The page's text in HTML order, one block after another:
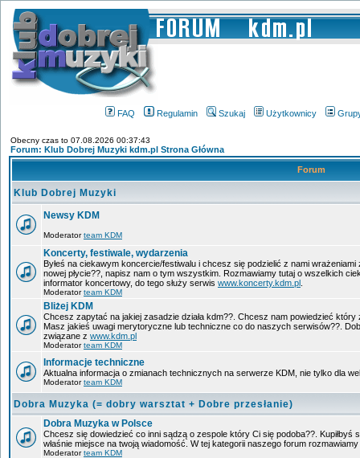
FAQ Regulamin Szukaj Użytkownicy
Obecny czas to 07.08.2026 00:37:43
Forum: Klub Dobrej Muzyki kdm.pl Strona Główna
Forum
Klub Dobrej Muzyki
Newsy KDM
Moderatorteam KDM
Koncerty, festiwale, wydarzenia
Byłeś na ciekawym koncercie/festiwalu i chcesz się podzielić z nami
nowej płycie??, napisz nam o tym wszystkim. Rozmawiamy tutaj o wszelkich
informator koncertowy, do tego służy serwis www.koncerty.kdm.pl
Moderatorteam KDM
Bliżej KDM
Chcesz zapytać na jakiej zasadzie działa kdm??. Chcesz nam powiedzieć
Masz jakieś uwagi merytoryczne lub techniczne co do naszych serwisów??.
związane z www.kdm.pl
Moderatorteam KDM
Informacje techniczne
Aktualna informacja o zmianach technicznych na serwerze KDM, nie tylko dla
Moderatorteam KDM
Dobra Muzyka (= dobry warsztat + Dobre przesłanie)
Dobra Muzyka w Polsce
Chcesz się dowiedzieć co inni sądzą o zespole który Ci się podoba??. Kupiłbyś
właśnie miejsce na twoją wiadomość. W tej kategorii naszego forum
Moderatorteam KDM